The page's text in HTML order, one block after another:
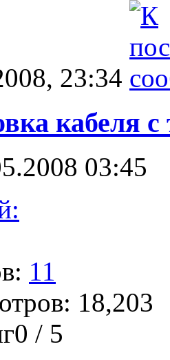
23:34
кабеля
03:45
11
18,203
/ 5